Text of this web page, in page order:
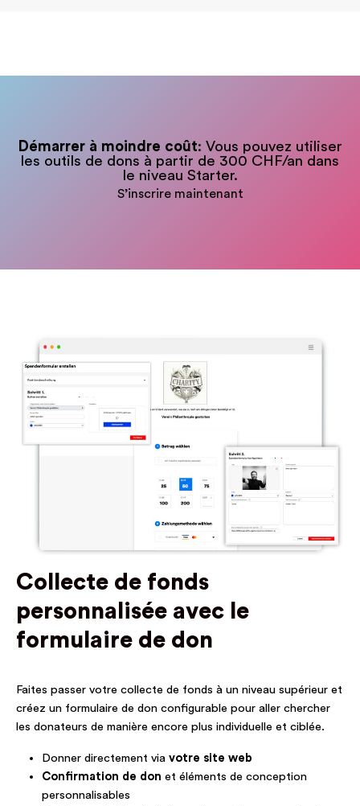
Démarrer à moindre coût: Vous pouvez utiliser
les outils de dons à partir de 300 CHF/an dans
le niveau Starter.
S’inscrire maintenant
Collecte de fonds
personnalisée avec le
formulaire de don
Faites passer votre collecte de fonds à un niveau supérieur et
créez un formulaire de don configurable pour aller chercher
les donateurs de manière encore plus individuelle et ciblée.
Donner directement via votre site web
Confirmation de don et éléments de conception
personnalisables